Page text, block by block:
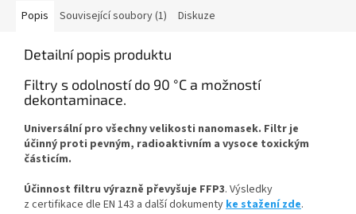
Popis Související soubory (1) Diskuze
Detailní popis produktu
Filtry s odolností do 90 °C a možností
dekontaminace.
Universální pro všechny velikosti nanomasek. Filtr je
účinný proti pevným, radioaktivním a vysoce toxickým
částicím.
Účinnost filtru výrazně převyšuje FFP3. Výsledky
z certifikace dle EN 143 a další dokumentyke staženízde.